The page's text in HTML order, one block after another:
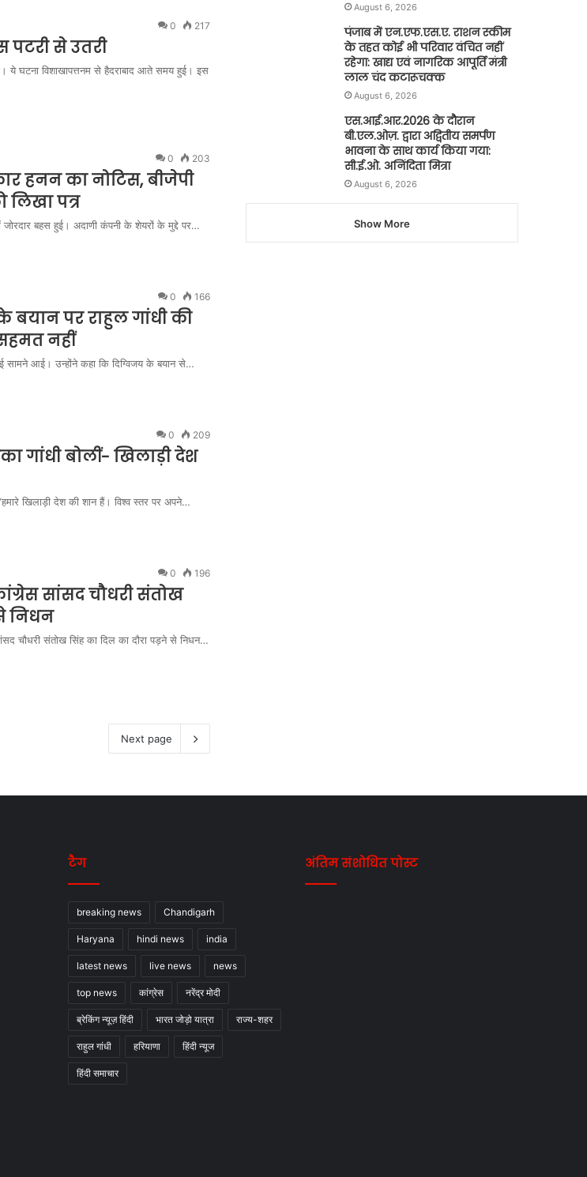
0 217
पटरी से उतरी
ये घटना विशाखापत्तनम से हैदराबाद आते समय हुई। इस
0 203
हनन का नोटिस, बीजेपी
पत्र
बहस हुई। अदाणी कंपनी के शेयरों के मुद्दे पर…
0 166
बयान पर राहुल गांधी की
नहीं
सामने आई। उन्होंने कहा कि दिग्विजय के बयान से…
0 209
गांधी बोलीं- खिलाड़ी देश
खिलाड़ी देश की शान हैं। विश्व स्तर पर अपने…
0 196
सांसद चौधरी संतोख
निधन
चौधरी संतोख सिंह का दिल का दौरा पड़ने से निधन…
Next page
August 6, 2026
पंजाब में एन.एफ.एस.ए. राशन स्कीम
के तहत कोई भी परिवार वंचित नहीं
रहेगा: खाद्य एवं नागरिक आपूर्ति मंत्री
लाल चंद कटारूचक्क
August 6, 2026
एस.आई.आर.2026 के दौरान
बी.एल.ओज़. द्वारा अद्वितीय समर्पण
भावना के साथ कार्य किया गया:
सी.ई.ओ. अनिंदिता मित्रा
August 6, 2026
Show More
टैग
breaking news Chandigarh
Haryana hindi news india
latest news live news news
top news कांग्रेस नरेंद्र मोदी
ब्रेकिंग न्यूज़ हिंदी भारत जोड़ो यात्रा राज्य-शहर
राहुल गांधी हरियाणा हिंदी न्यूज
हिंदी समाचार
अंतिम संशोधित पोस्ट